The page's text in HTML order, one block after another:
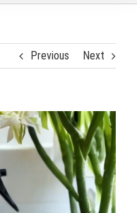
Previous Next